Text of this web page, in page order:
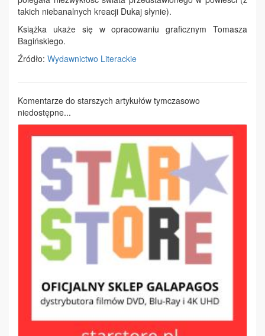
takich niebanalnych kreacji Dukaj słynie).
Książka ukaże się w opracowaniu graficznym Tomasza
Bagińskiego.
Źródło: Wydawnictwo Literackie
Komentarze do starszych artykułów tymczasowo
niedostępne...